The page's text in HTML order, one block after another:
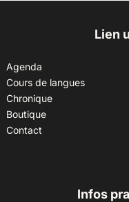
Lien
Agenda
Cours de langues
Chronique
Boutique
Contact
Infos